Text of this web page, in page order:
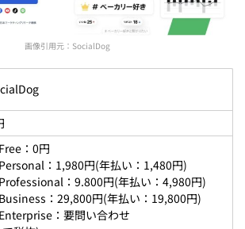
画像引用元： SocialDog
：0円
：1,980円(年払い：1,480円)
：9.800円(年払い：4,980円)
：29,800円(年払い：19,800円)
：要問い合わせ